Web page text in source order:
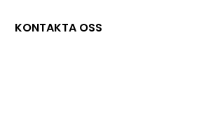
KONTAKTA OSS